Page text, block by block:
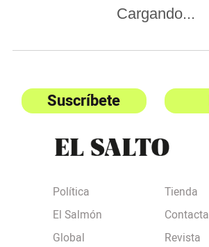
Cargando...
Suscríbete
Política
El Salmón
Global
Tienda
Contacta
Revista